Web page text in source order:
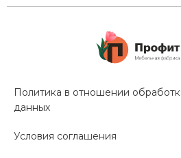
Политика в отношении
данных
Условия соглашения